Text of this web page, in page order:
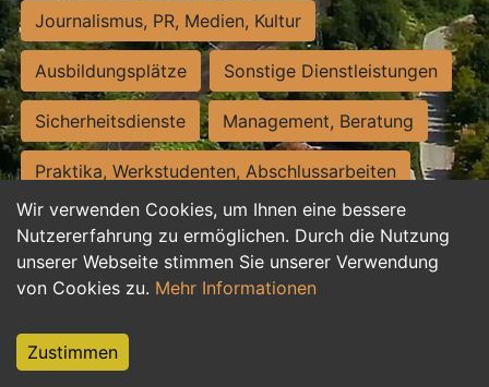
Wir verwenden Cookies, um Ihnen eine bessere
Nutzererfahrung zu ermöglichen. Durch die Nutzung
unserer Webseite stimmen Sie unserer Verwendung
von Cookies zu. Mehr Informationen
Zustimmen
Journalismus, PR, Medien, Kultur
Ausbildungsplätze Sonstige Dienstleistungen
Sicherheitsdienste Management, Beratung
Praktika, Werkstudenten, Abschlussarbeiten
Personalwesen Assistenz, Sekretariat
Hilfskräfte, Aushilfs- und Nebenjobs
Weiterbildung, Studium, duale Ausbildung